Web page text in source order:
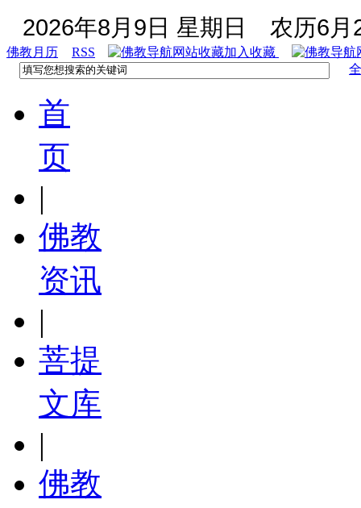
2026年8月9日 星期日 农历6月
佛教月历 RSS
加入收藏
首
页
|
佛教
资讯
|
菩提
文库
|
佛教